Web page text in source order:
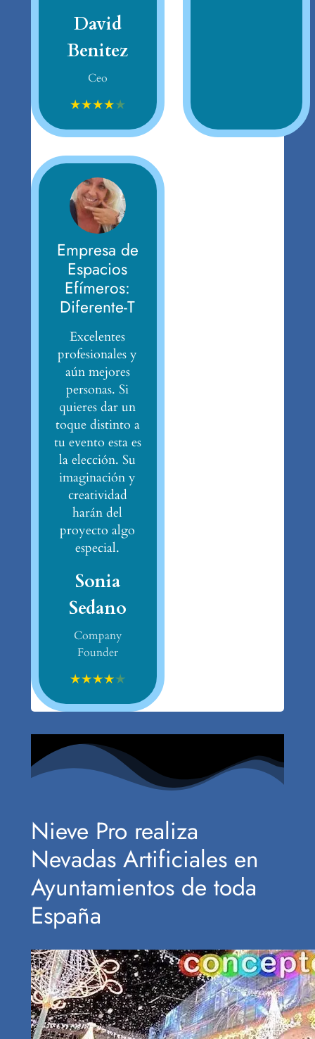
David
Benitez
Ceo
★★★★★
Empresa de
Espacios
Efímeros:
Diferente-T
Excelentes
profesionales y
aún mejores
personas. Si
quieres dar un
toque distinto a
tu evento esta es
la elección. Su
imaginación y
creatividad
harán del
proyecto algo
especial.
Sonia
Sedano
Company
Founder
★★★★★
Nieve Pro realiza
Nevadas Artificiales en
Ayuntamientos de toda
España